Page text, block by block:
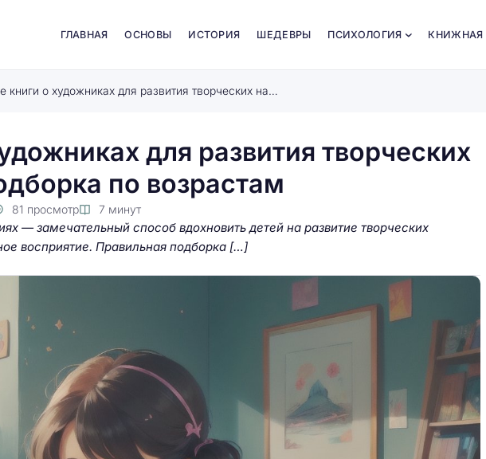
ГЛАВНАЯ ОСНОВЫ ИСТОРИЯ ШЕДЕВРЫ ПСИХОЛОГИЯ КНИЖНАЯ
Лучшие книги о художниках для развития творческих навыков детей: подборка по возрастам
для развития творческих
по возрастам
81 просмотр 7 минут
— замечательный способ вдохновить детей на развитие творческих
восприятие. Правильная подборка […]
Роль фантазии в развитии
эмпатии и эмоционального
саморегулирования у детей
Как увидеть сказочные детали:
полного понимания великих
картин